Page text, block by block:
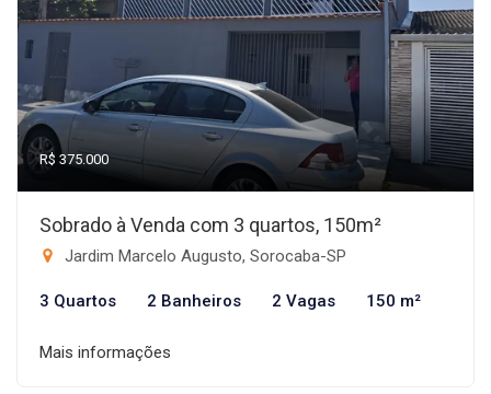
R$ 375.000
Sobrado à Venda com 3 quartos, 150m²
Jardim Marcelo Augusto, Sorocaba-SP
3 Quartos 2 Banheiros 2 Vagas 150 m²
Mais informações